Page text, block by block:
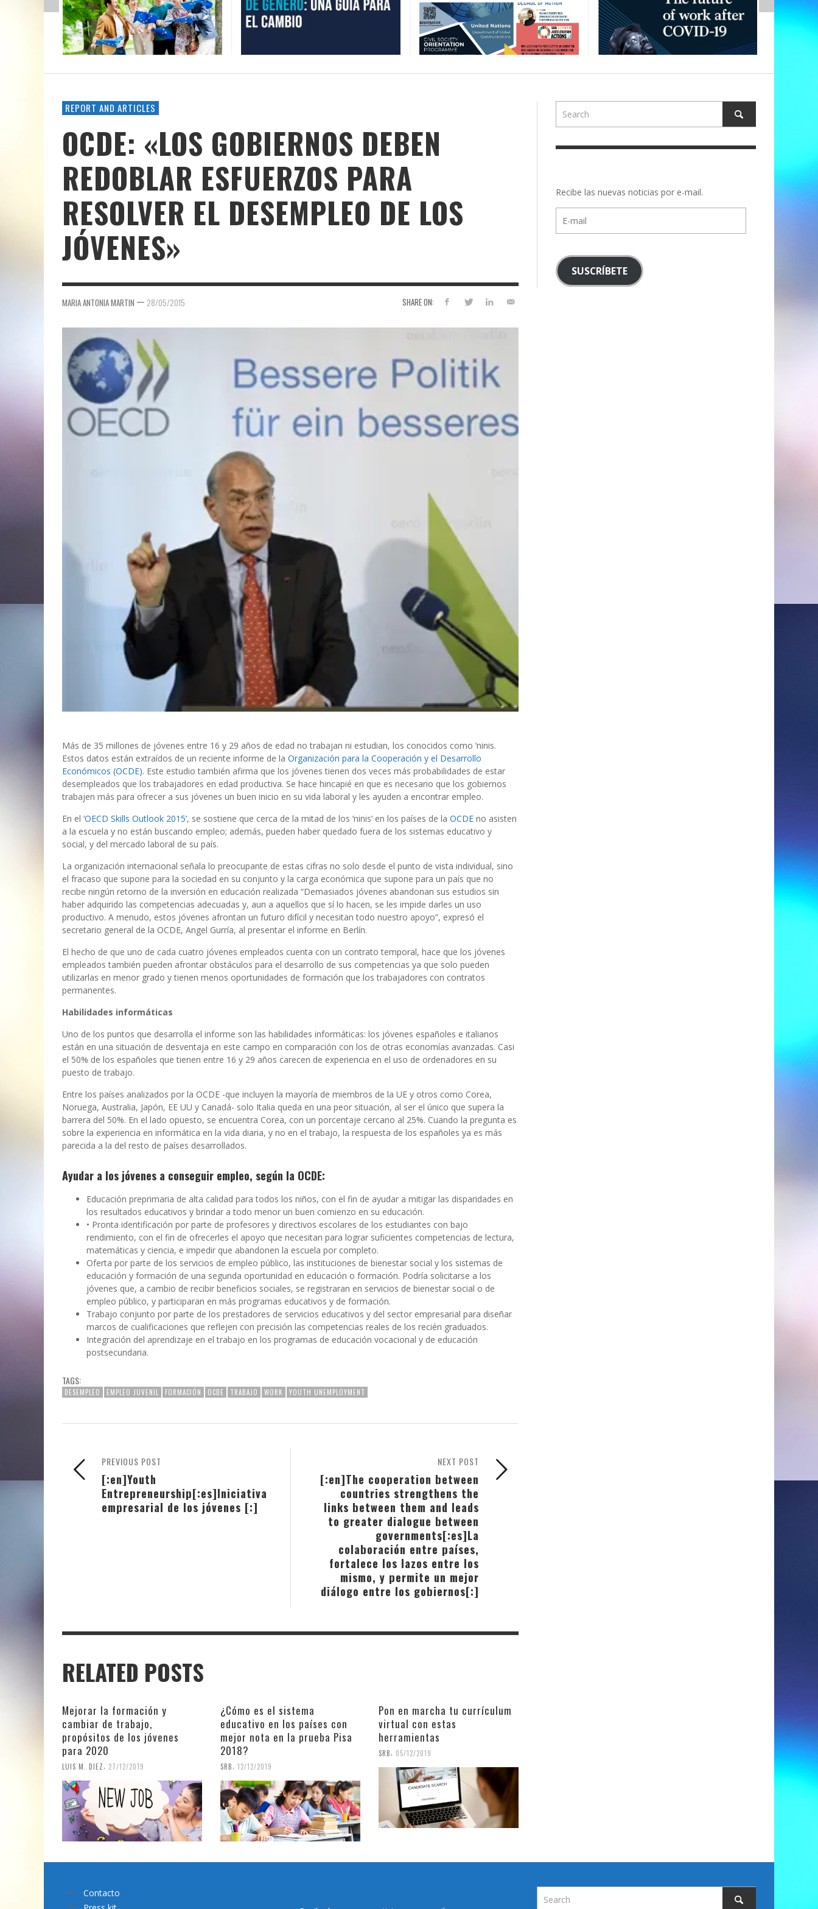
REPORT AND ARTICLES
OCDE: «LOS GOBIERNOS DEBEN
REDOBLAR ESFUERZOS PARA
RESOLVER EL DESEMPLEO DE LOS
JÓVENES»
SHARE ON:
MARIA ANTONIA MARTIN — 28/05/2015
Más de 35 millones de jóvenes entre 16 y 29 años de edad no trabajan ni estudian, los conocidos como ‘ninis.
Estos datos están extraídos de un reciente informe de la Organización para la Cooperación y el Desarrollo
Económicos (OCDE). Este estudio también afirma que los jóvenes tienen dos veces más probabilidades de estar
desempleados que los trabajadores en edad productiva. Se hace hincapié en que es necesario que los gobiernos
trabajen más para ofrecer a sus jóvenes un buen inicio en su vida laboral y les ayuden a encontrar empleo.
En el ‘OECD Skills Outlook 2015’, se sostiene que cerca de la mitad de los ‘ninis’ en los países de la OCDE no asisten
a la escuela y no están buscando empleo; además, pueden haber quedado fuera de los sistemas educativo y
social, y del mercado laboral de su país.
La organización internacional señala lo preocupante de estas cifras no solo desde el punto de vista individual, sino
el fracaso que supone para la sociedad en su conjunto y la carga económica que supone para un país que no
recibe ningún retorno de la inversión en educación realizada “Demasiados jóvenes abandonan sus estudios sin
haber adquirido las competencias adecuadas y, aun a aquellos que sí lo hacen, se les impide darles un uso
productivo. A menudo, estos jóvenes afrontan un futuro difícil y necesitan todo nuestro apoyo”, expresó el
secretario general de la OCDE, Angel Gurría, al presentar el informe en Berlín.
El hecho de que uno de cada cuatro jóvenes empleados cuenta con un contrato temporal, hace que los jóvenes
empleados también pueden afrontar obstáculos para el desarrollo de sus competencias ya que solo pueden
utilizarlas en menor grado y tienen menos oportunidades de formación que los trabajadores con contratos
permanentes.
Habilidades informáticas
Uno de los puntos que desarrolla el informe son las habilidades informáticas: los jóvenes españoles e italianos
están en una situación de desventaja en este campo en comparación con los de otras economías avanzadas. Casi
el 50% de los españoles que tienen entre 16 y 29 años carecen de experiencia en el uso de ordenadores en su
puesto de trabajo.
Entre los países analizados por la OCDE -que incluyen la mayoría de miembros de la UE y otros como Corea,
Noruega, Australia, Japón, EE UU y Canadá- solo Italia queda en una peor situación, al ser el único que supera la
barrera del 50%. En el lado opuesto, se encuentra Corea, con un porcentaje cercano al 25%. Cuando la pregunta es
sobre la experiencia en informática en la vida diaria, y no en el trabajo, la respuesta de los españoles ya es más
parecida a la del resto de países desarrollados.
Ayudar a los jóvenes a conseguir empleo, según la OCDE:
Educación preprimaria de alta calidad para todos los niños, con el fin de ayudar a mitigar las disparidades en
los resultados educativos y brindar a todo menor un buen comienzo en su educación.
• Pronta identificación por parte de profesores y directivos escolares de los estudiantes con bajo
rendimiento, con el fin de ofrecerles el apoyo que necesitan para lograr suficientes competencias de lectura,
matemáticas y ciencia, e impedir que abandonen la escuela por completo.
Oferta por parte de los servicios de empleo público, las instituciones de bienestar social y los sistemas de
educación y formación de una segunda oportunidad en educación o formación. Podría solicitarse a los
jóvenes que, a cambio de recibir beneficios sociales, se registraran en servicios de bienestar social o de
empleo público, y participaran en más programas educativos y de formación.
Trabajo conjunto por parte de los prestadores de servicios educativos y del sector empresarial para diseñar
marcos de cualificaciones que reflejen con precisión las competencias reales de los recién graduados.
Integración del aprendizaje en el trabajo en los programas de educación vocacional y de educación
postsecundaria.
TAGS:
DESEMPLEO EMPLEO JUVENIL FORMACIÓN OCDE TRABAJO WORK YOUTH UNEMPLOYMENT
NEXT POST
[:en]The cooperation between
countries strengthens the
links between them and leads
to greater dialogue between
governments[:es]La
colaboración entre países,
fortalece los lazos entre los
mismo, y permite un mejor
diálogo entre los gobiernos[:]
PREVIOUS POST
[:en]Youth
Entrepreneurship[:es]Iniciativa
empresarial de los jóvenes [:]
RELATED POSTS
Mejorar la formación y
cambiar de trabajo,
propósitos de los jóvenes
para 2020
LUIS M. DIEZ 27/12/2019
¿Cómo es el sistema
educativo en los países con
mejor nota en la prueba Pisa
2018?
SRB 12/12/2019
Pon en marcha tu currículum
virtual con estas
herramientas
SRB 05/12/2019
Recibe las nuevas noticias por e-mail.
mail
SUSCRÍBETE
Contacto